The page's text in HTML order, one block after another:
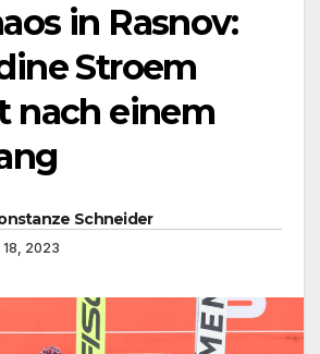
in Rasnov:
Stroem
nach einem
Schneider
18, 2023